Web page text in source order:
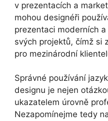
v prezentacích a
mohou designéři
prezentaci moderních
svých projektů, čímž si
pro mezinárodní
Správné používání
designu je nejen
ukazatelem úrovně
Nezapomínejme tedy